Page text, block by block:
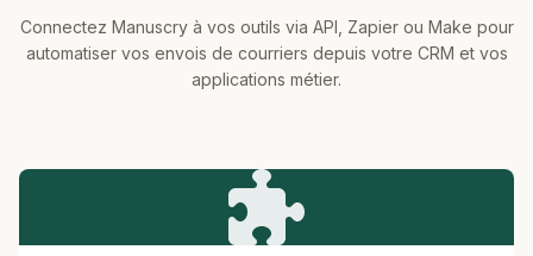
Connectez Manuscry à vos outils via API, Zapier ou Make pour
automatiser vos envois de courriers depuis votre CRM et vos
applications métier.